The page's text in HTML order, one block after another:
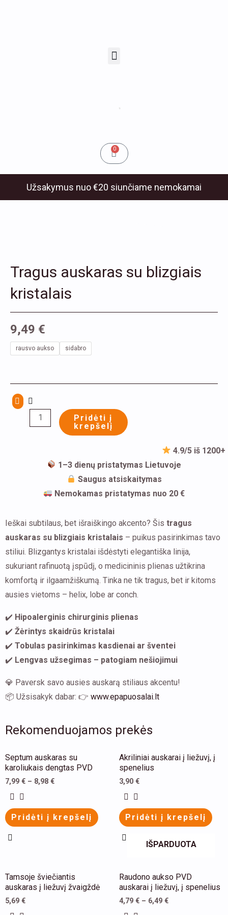
0Cart
Užsakymus nuo €20 siunčiame nemokamai
Tragus auskaras su blizgiais
kristalais
9,49 €
rausvo aukso sidabro
produkto
su
blizgiais
Pridėti į
krepšelį
4.9/5 iš
1–3 dienų pristatymas Lietuvoje
Saugus atsiskaitymas
Nemokamas pristatymas nuo 20 €
Ieškai subtilaus, bet išraiškingo akcento? Šis tragus
auskaras su blizgiais kristalais – puikus pasirinkimas tavo
stiliui. Blizgantys kristalai išdėstyti elegantiška linija,
sukuriant rafinuotą įspūdį, o medicininis plienas užtikrina
komfortą ir ilgaamžiškumą. Tinka ne tik tragus, bet ir kitoms
ausies vietoms – helix, lobe ar conch.
✔️ Hipoalerginis chirurginis plienas
✔️ Žėrintys skaidrūs kristalai
✔️ Tobulas pasirinkimas kasdienai ar šventei
✔️ Lengvas užsegimas – patogiam nešiojimui
💎 Paversk savo ausies auskarą stiliaus akcentu!
📦 Užsisakyk dabar: 👉 www.epapuosalai.lt
Rekomenduojamos prekės
Septum auskaras su
karoliukais dengtas PVD
7,99 € – 8,98 €
Pridėti į krepšelį
This
product
has
multiple
variants.
chosen
on
Akriliniai auskarai į liežuvį, į
spenelius
3,90 €
Pridėti į krepšelį
This
product
has
multiple
variants.
options
chosen
on
Tamsoje šviečiantis
auskaras į liežuvį žvaigždė
5,69 €
This
product
has
IŠPARDUOTA
Raudono aukso PVD
auskarai į liežuvį, į spenelius
4,79 € – 6,49 €
This
product
has